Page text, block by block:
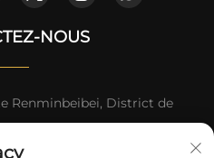
NOUS
Renminbeibei, District de